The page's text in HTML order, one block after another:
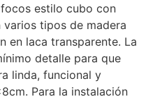
estilo cubo con
tipos de madera
en laca transparente. La
detalle para que
linda, funcional y
Para la instalación